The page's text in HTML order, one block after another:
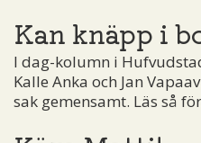
Kan knäpp i
I dag-kolumn i
Kalle Anka och Jan
sak gemensamt. Läs så